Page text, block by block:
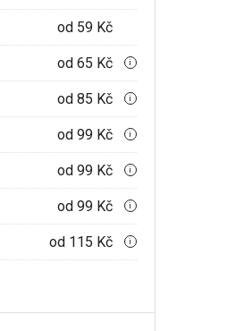
od 59 Kč
od 65 Kč i
od 85 Kč i
od 99 Kč i
od 99 Kč i
od 99 Kč i
od 115 Kč i